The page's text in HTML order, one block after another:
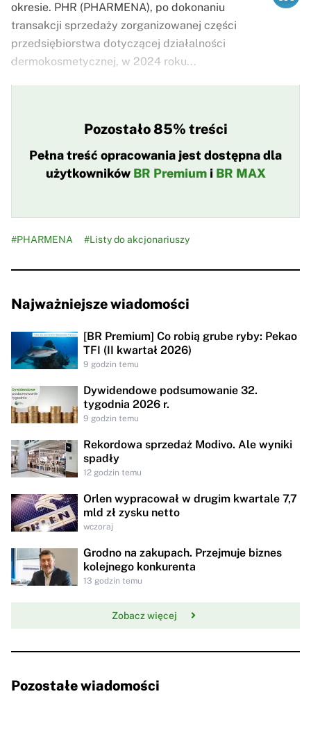
okresie. PHR (PHARMENA), po dokonaniu
transakcji sprzedaży zorganizowanej części
przedsiębiorstwa dotyczącej działalności
dermokosmetycznej, w 2024 roku...
Pozostało 85% treści
Pełna treść opracowania jest dostępna dla
użytkowników BR Premiumi BR MAX
#PHARMENA #Listy do akcjonariuszy
Najważniejsze wiadomości
[BR Premium] Co robią grube ryby: Pekao
TFI (II kwartał 2026)
9 godzin temu
Dywidendowe podsumowanie 32.
tygodnia 2026 r.
9 godzin temu
Rekordowa sprzedaż Modivo. Ale wyniki
spadły
12 godzin temu
Orlen wypracował w drugim kwartale 7,7
mld zł zysku netto
wczoraj
Grodno na zakupach. Przejmuje biznes
kolejnego konkurenta
13 godzin temu
Zobacz więcej
Pozostałe wiadomości